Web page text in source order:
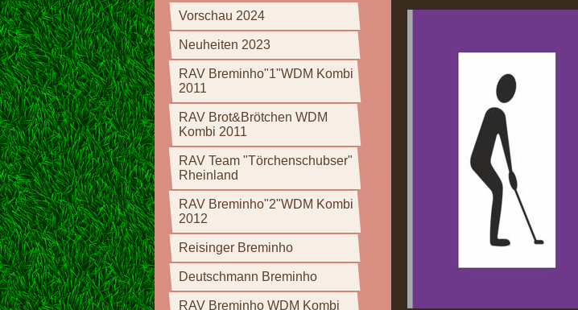
Vorschau 2024
Neuheiten 2023
RAV Breminho"1"WDM Kombi
2011
RAV Brot&Brötchen WDM
Kombi 2011
RAV Team "Törchenschubser"
Rheinland
RAV Breminho"2"WDM Kombi
2012
Reisinger Breminho
Deutschmann Breminho
RAV Breminho WDM Kombi